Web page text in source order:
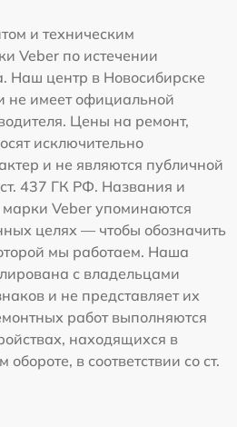
и техническим
Veber по истечении
Наш центр в Новосибирске
не имеет официальной
Цены на ремонт,
исключительно
и не являются публичной
437 ГК РФ. Названия и
марки Veber упоминаются
целях — чтобы обозначить
мы работаем. Наша
с владельцами
и не представляет их
работ выполняются
находящихся в
в соответствии со ст.